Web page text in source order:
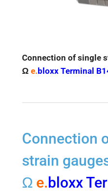
Connection of single
Ω e. bloxx Terminal
Connection
strain
Ωe. bloxx